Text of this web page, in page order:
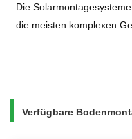
Die
die meisten komplexen
Verfügbare